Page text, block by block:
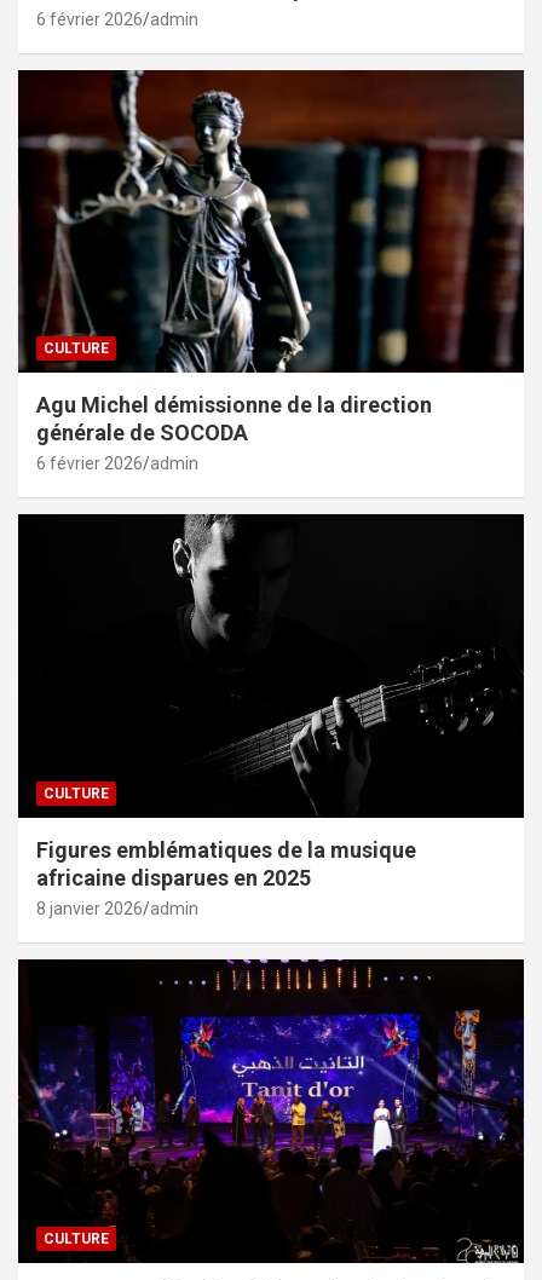
6 février 2026 admin
CULTURE
Agu Michel démissionne de la direction
générale de SOCODA
6 février 2026 admin
CULTURE
Figures emblématiques de la musique
africaine disparues en 2025
8 janvier 2026 admin
CULTURE